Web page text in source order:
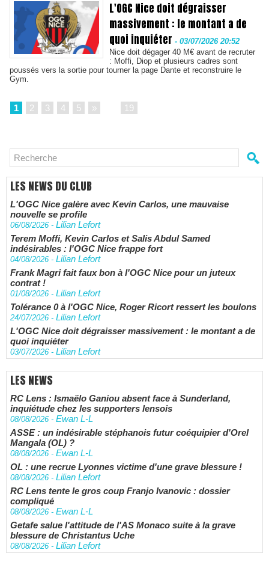
L'OGC Nice doit dégraisser
massivement : le montant a de
quoi inquiéter - 03/07/2026 20:52
Nice doit dégager 40 M€ avant de recruter
: Moffi, Diop et plusieurs cadres sont
poussés vers la sortie pour tourner la page Dante et reconstruire le
Gym.
1 2 3 4 5 » 19
LES NEWS DU CLUB
L'OGC Nice galère avec Kevin Carlos, une mauvaise
nouvelle se profile
06/08/2026 - Lilian Lefort
Terem Moffi, Kevin Carlos et Salis Abdul Samed
indésirables : l'OGC Nice frappe fort
04/08/2026 - Lilian Lefort
Frank Magri fait faux bon à l'OGC Nice pour un juteux
contrat !
01/08/2026 - Lilian Lefort
Tolérance 0 à l'OGC Nice, Roger Ricort ressert les boulons
24/07/2026 - Lilian Lefort
L'OGC Nice doit dégraisser massivement : le montant a de
quoi inquiéter
03/07/2026 - Lilian Lefort
LES NEWS
RC Lens : Ismaëlo Ganiou absent face à Sunderland,
inquiétude chez les supporters lensois
08/08/2026 - Ewan L-L
ASSE : un indésirable stéphanois futur coéquipier d'Orel
Mangala (OL) ?
08/08/2026 - Ewan L-L
OL : une recrue Lyonnes victime d'une grave blessure !
08/08/2026 - Lilian Lefort
RC Lens tente le gros coup Franjo Ivanovic : dossier
compliqué
08/08/2026 - Ewan L-L
Getafe salue l'attitude de l'AS Monaco suite à la grave
blessure de Christantus Uche
08/08/2026 - Lilian Lefort